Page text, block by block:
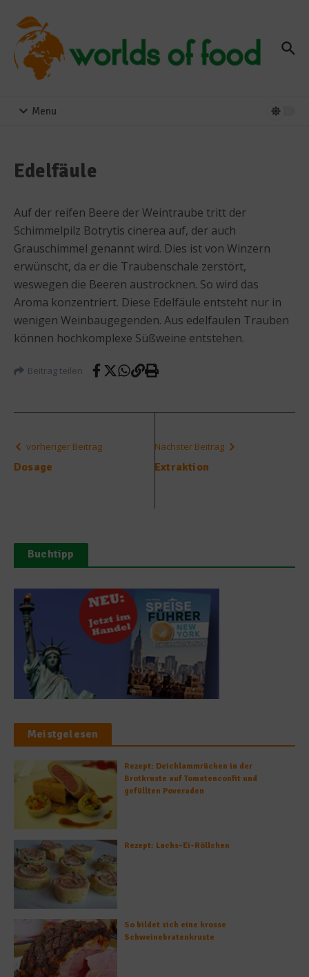
Menu
Edelfäule
Auf der reifen Beere der Weintraube tritt der
Schimmelpilz Botrytis cinerea auf, der auch
Grauschimmel genannt wird. Dies ist von Winzern
erwünscht, da er die Traubenschale zerstört,
weswegen die Beeren austrocknen. So wird das
Aroma konzentriert. Diese Edelfäule entsteht nur in
wenigen Weinbaugegenden. Aus edelfaulen Trauben
können hochkomplexe Süßweine entstehen.
Beitrag teilen
vorheriger Beitrag
Dosage
Nächster Beitrag
Extraktion
Buchtipp
Meistgelesen
Rezept: Deichlammrücken in der
Brotkruste auf Tomatenconfit und
gefüllten Poveraden
Rezept: Lachs-Ei-Röllchen
So bildet sich eine krosse
Schweinebratenkruste